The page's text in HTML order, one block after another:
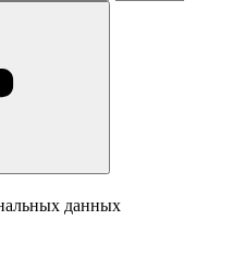
данных